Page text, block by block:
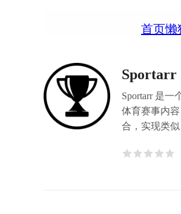
首页懒
Sportarr
Sportarr 是一
体育赛事内
合，实现类